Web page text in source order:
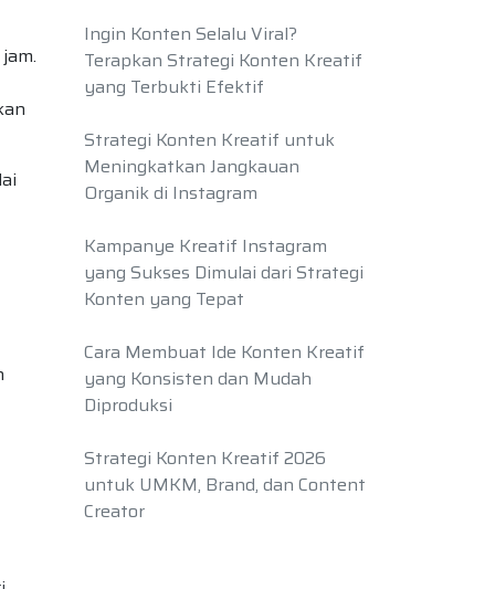
Ingin Konten Selalu Viral?
Terapkan Strategi Konten Kreatif
yang Terbukti Efektif
Strategi Konten Kreatif untuk
Meningkatkan Jangkauan
Organik di Instagram
Kampanye Kreatif Instagram
yang Sukses Dimulai dari Strategi
Konten yang Tepat
Cara Membuat Ide Konten Kreatif
yang Konsisten dan Mudah
Diproduksi
Strategi Konten Kreatif 2026
untuk UMKM, Brand, dan Content
Creator